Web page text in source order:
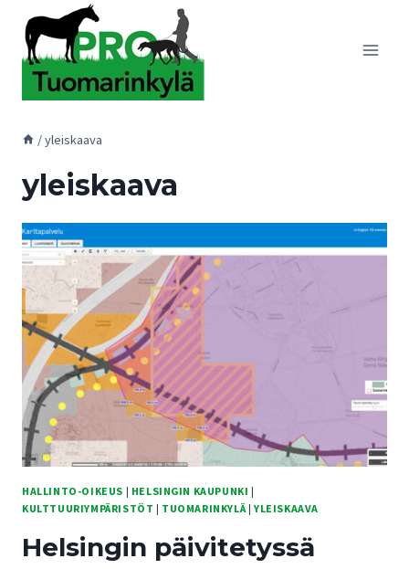
sisältöön
/yleiskaava
yleiskaava
HALLINTO-OIKEUS | HELSINGIN KAUPUNKI |
KULTTUURIYMPÄRISTÖT | TUOMARINKYLÄ|YLEISKAAVA
Helsingin päivitetyssä